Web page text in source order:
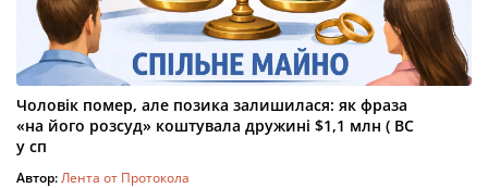
Чоловік помер, але позика залишилася: як фраза
«на його розсуд» коштувала дружині $1,1 млн ( ВС
у сп
Автор:Лента от Протокола